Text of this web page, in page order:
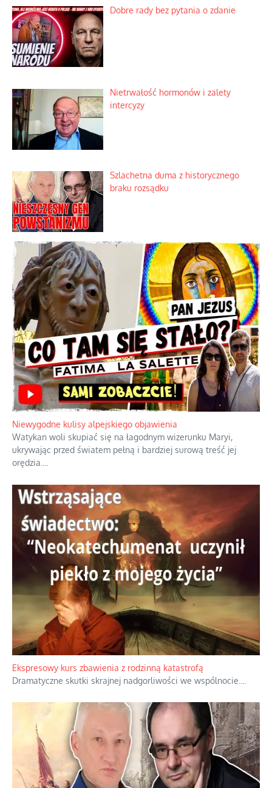
Nietrwałość hormonów i zalety
intercyzy
Szlachetna duma z historycznego
braku rozsądku
Niewygodne kulisy alpejskiego objawienia
Watykan woli skupiać się na łagodnym wizerunku Maryi,
ukrywając przed światem pełną i bardziej surową treść jej
orędzia....